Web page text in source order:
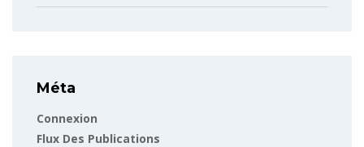
Méta
Connexion
Flux Des Publications